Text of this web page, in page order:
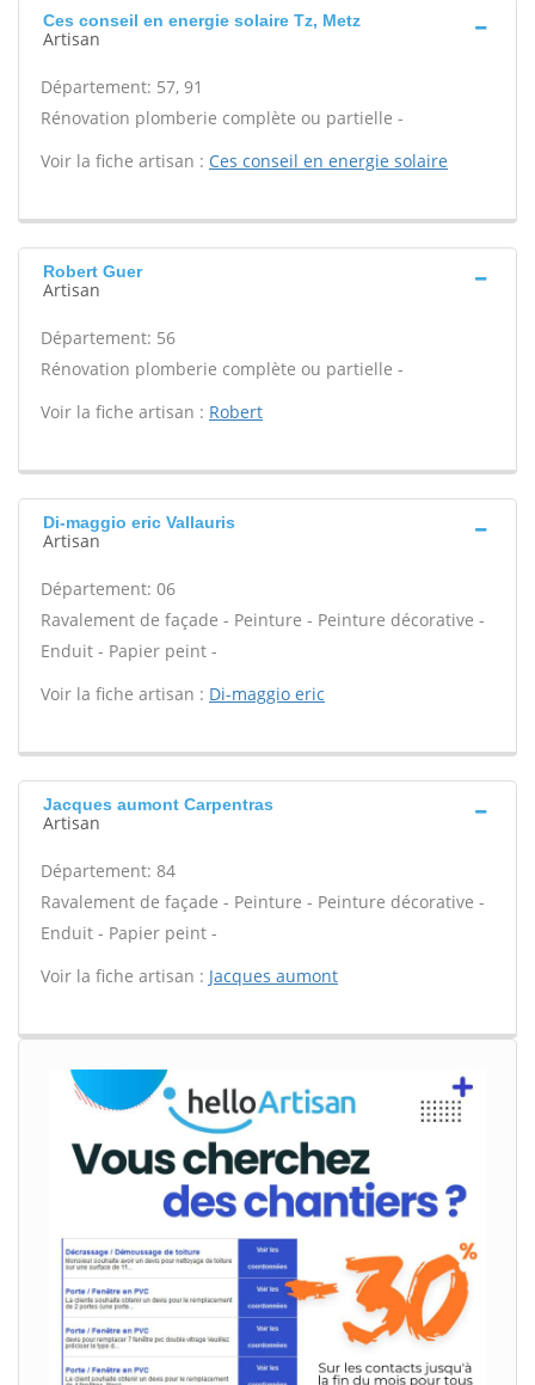
Ces conseil en energie solaire Tz, Metz
Artisan
Département: 57, 91
Rénovation plomberie complète ou partielle -
Voir la fiche artisan : Ces conseil en energie solaire
Robert Guer
Artisan
Département: 56
Rénovation plomberie complète ou partielle -
Voir la fiche artisan : Robert
Di-maggio eric Vallauris
Artisan
Département: 06
Ravalement de façade - Peinture - Peinture décorative -
Enduit - Papier peint -
Voir la fiche artisan : Di-maggio eric
Jacques aumont Carpentras
Artisan
Département: 84
Ravalement de façade - Peinture - Peinture décorative -
Enduit - Papier peint -
Voir la fiche artisan : Jacques aumont